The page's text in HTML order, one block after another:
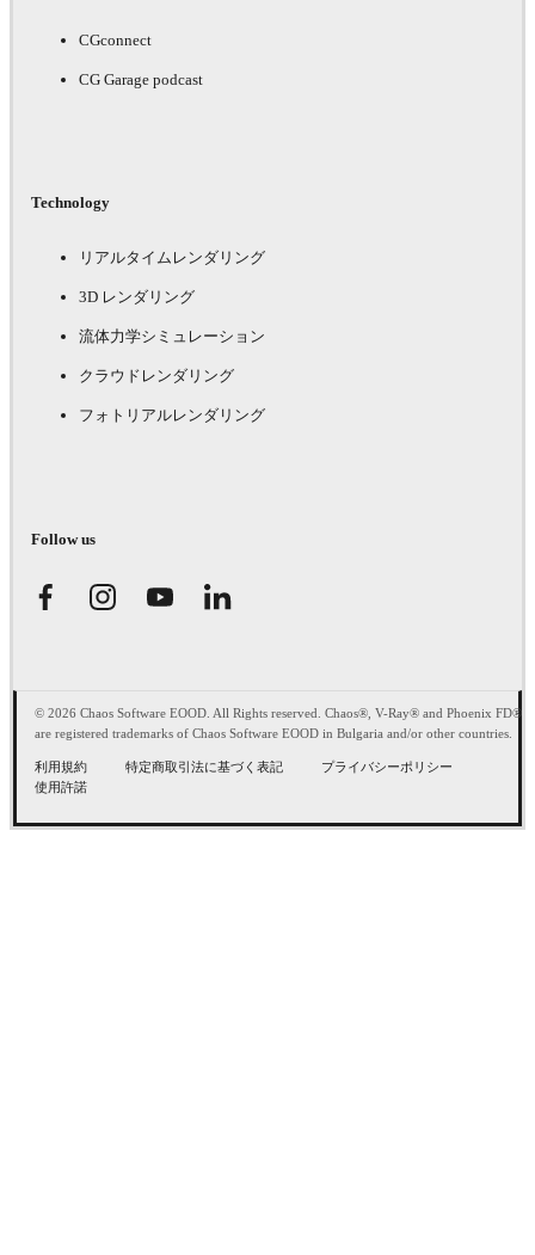
CGconnect
CG Garage podcast
Technology
リアルタイムレンダリング
3D レンダリング
流体力学シミュレーション
クラウドレンダリング
フォトリアルレンダリング
Follow us
© 2026 Chaos Software EOOD. All Rights reserved. Chaos®, V-Ray® and Phoenix FD®
are registered trademarks of Chaos Software EOOD in Bulgaria and/or other countries.
利用規約 特定商取引法に基づく表記
プライバシーポリシー
使用許諾